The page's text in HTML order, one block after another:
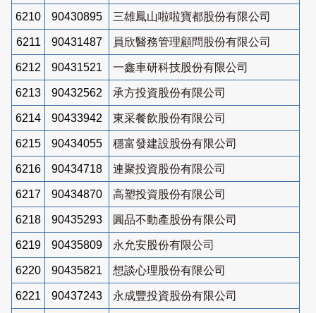
6210 90430895 三雄鳳山啦啦寶都股份有限公司
6211 90431487 員欣醫務管理顧問股份有限公司
6212 90431521 一鑫車研科技股份有限公司
6213 90432562 承方投資股份有限公司
6214 90433942 東采餐飲股份有限公司
6215 90434055 穩富發建設股份有限公司
6216 90434718 連聚投資股份有限公司
6217 90434870 高塑投資股份有限公司
6218 90435293 圓品不動產股份有限公司
6219 90435809 永允安股份有限公司
6220 90435821 想談心理股份有限公司
6221 90437243 永成豐投資股份有限公司